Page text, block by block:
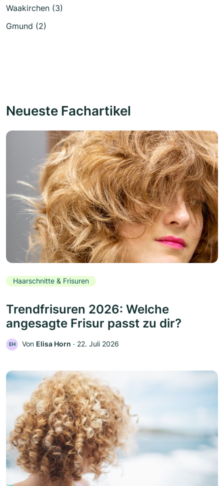
Waakirchen (3)
Gmund (2)
Neueste Fachartikel
Haarschnitte & Frisuren
Trendfrisuren 2026: Welche
angesagte Frisur passt zu dir?
EH Von Elisa Horn ‧ 22. Juli 2026